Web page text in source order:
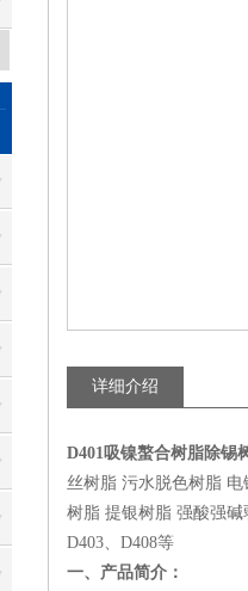
详细介绍
D401吸镍螯合树脂除锡
丝树脂 污水脱色树脂
树脂 提银树脂 强酸强碱
D403、D408等
一、产品简介：